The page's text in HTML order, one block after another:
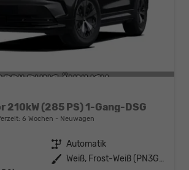
(285 PS) 1-Gang-DSG
6 Wochen Neuwagen
Getriebe Automatik
Außenfarbe
Weiß, Frost-Weiß (PN3GZ0)